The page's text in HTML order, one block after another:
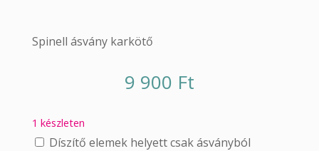
Spinell ásvány karkötő
9 900 Ft
1 készleten
Díszítő elemek helyett csak ásványból